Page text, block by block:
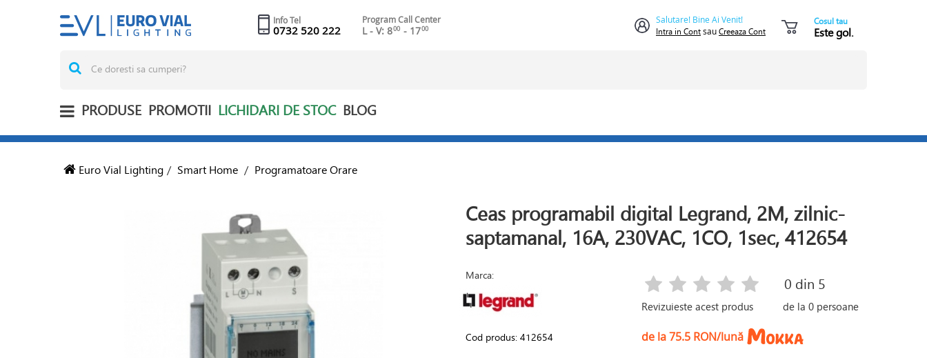
Info Tel
0732 520 222
Program Call Center
L - V: 800 - 1700
Salutare! Bine Ai Venit!
Intra in ContsauCreeaza Cont
Cosul tau
Este gol.
PRODUSE PROMOTII LICHIDARI DE STOC BLOG
Euro Vial Lighting / Smart Home / Programatoare Orare
Ceas programabil digital Legrand, 2M, zilnic-
saptamanal, 16A, 230VAC, 1CO, 1sec, 412654
Marca:
Cod produs:412654
Revizuieste acest produs
0 din 5
de la0 persoane
de la 75.5 RON/lună